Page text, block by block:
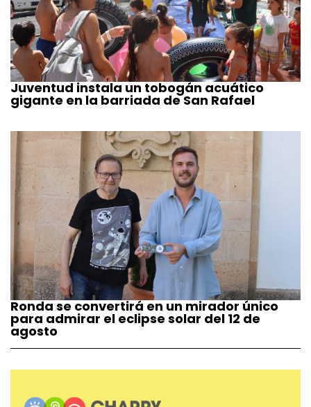
Juventud instala un tobogán acuático
gigante en la barriada de San Rafael
Ronda se convertirá en un mirador único
para admirar el eclipse solar del 12 de
agosto